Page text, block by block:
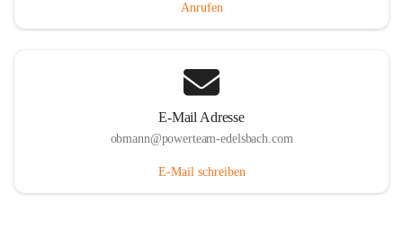
Anrufen
E-Mail Adresse
obmann@powerteam-edelsbach.com
E-Mail schreiben